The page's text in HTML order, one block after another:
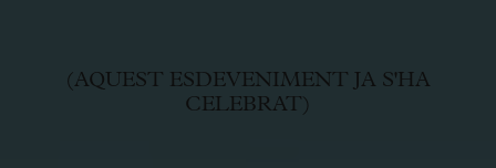
(AQUEST ESDEVENIMENT JA S'HA
CELEBRAT)